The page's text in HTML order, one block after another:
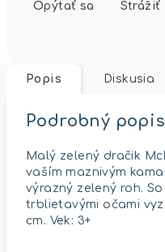
Opýtať sa Strážiť
Popis Diskusia
Podrobný popis
Malý zelený dračik
vaším maznivým
výrazný zelený roh.
trblietavými očami
cm. Vek: 3+